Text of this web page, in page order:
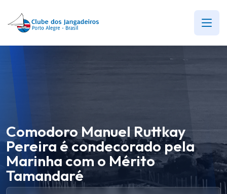
Comodoro Manuel Ruttkay
Pereira é condecorado pela
Marinha com o Mérito
Tamandaré